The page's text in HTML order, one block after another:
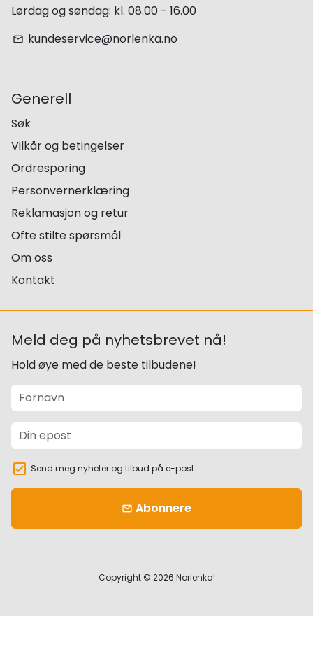
Lørdag og søndag: kl. 08.00 - 16.00
email kundeservice@norlenka.no
Generell
Søk
Vilkår og betingelser
Ordresporing
Personvernerklæring
Reklamasjon og retur
Ofte stilte spørsmål
Om oss
Kontakt
Meld deg på nyhetsbrevet nå!
Hold øye med de beste tilbudene!
Send meg nyheter og tilbud på e-post
email Abonnere
Copyright © 2026 Norlenka!